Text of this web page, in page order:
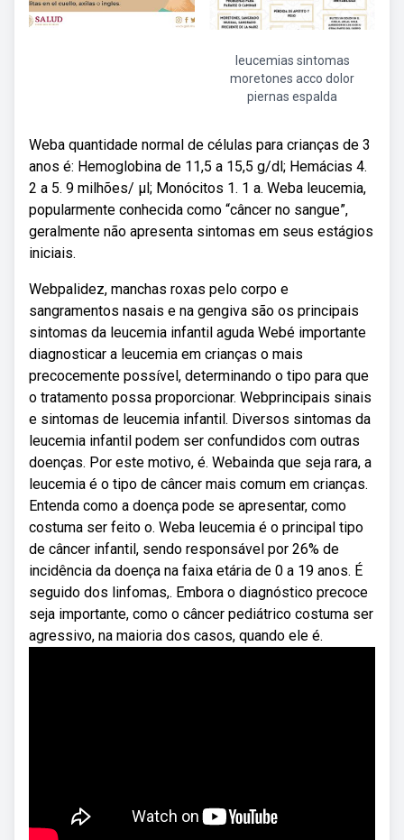
leucemias sintomas
moretones acco dolor
piernas espalda
Weba quantidade normal de células para crianças de 3
anos é: Hemoglobina de 11,5 a 15,5 g/dl; Hemácias 4.
2 a 5. 9 milhões/ µl; Monócitos 1. 1 a. Weba leucemia,
popularmente conhecida como “câncer no sangue”,
geralmente não apresenta sintomas em seus estágios
iniciais.
Webpalidez, manchas roxas pelo corpo e
sangramentos nasais e na gengiva são os principais
sintomas da leucemia infantil aguda Webé importante
diagnosticar a leucemia em crianças o mais
precocemente possível, determinando o tipo para que
o tratamento possa proporcionar. Webprincipais sinais
e sintomas de leucemia infantil. Diversos sintomas da
leucemia infantil podem ser confundidos com outras
doenças. Por este motivo, é. Webainda que seja rara, a
leucemia é o tipo de câncer mais comum em crianças.
Entenda como a doença pode se apresentar, como
costuma ser feito o. Weba leucemia é o principal tipo
de câncer infantil, sendo responsável por 26% de
incidência da doença na faixa etária de 0 a 19 anos. É
seguido dos linfomas,. Embora o diagnóstico precoce
seja importante, como o câncer pediátrico costuma ser
agressivo, na maioria dos casos, quando ele é.